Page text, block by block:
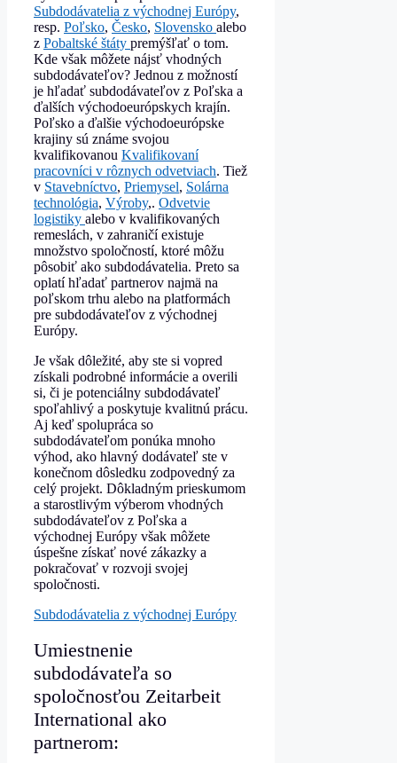
Subdodávatelia z východnej Európy,
resp. Poľsko, Česko, Slovensko alebo
z Pobaltské štáty premýšľať o tom.
Kde však môžete nájsť vhodných
subdodávateľov? Jednou z možností
je hľadať subdodávateľov z Poľska a
ďalších východoeurópskych krajín.
Poľsko a ďalšie východoeurópske
krajiny sú známe svojou
kvalifikovanou Kvalifikovaní
pracovníci v rôznych odvetviach. Tiež
v Stavebníctvo, Priemysel, Solárna
technológia, Výroby,. Odvetvie
logistiky alebo v kvalifikovaných
remeslách, v zahraničí existuje
množstvo spoločností, ktoré môžu
pôsobiť ako subdodávatelia. Preto sa
oplatí hľadať partnerov najmä na
poľskom trhu alebo na platformách
pre subdodávateľov z východnej
Európy.
Je však dôležité, aby ste si vopred
získali podrobné informácie a overili
si, či je potenciálny subdodávateľ
spoľahlivý a poskytuje kvalitnú prácu.
Aj keď spolupráca so
subdodávateľom ponúka mnoho
výhod, ako hlavný dodávateľ ste v
konečnom dôsledku zodpovedný za
celý projekt. Dôkladným prieskumom
a starostlivým výberom vhodných
subdodávateľov z Poľska a
východnej Európy však môžete
úspešne získať nové zákazky a
pokračovať v rozvoji svojej
spoločnosti.
Subdodávatelia z východnej Európy
Umiestnenie
subdodávateľa so
spoločnosťou Zeitarbeit
International ako
partnerom: